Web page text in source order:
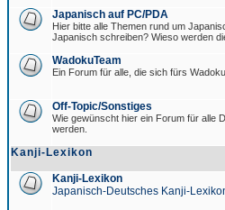
Japanisch auf PC/PDA
Hier bitte alle Themen rund um
Japanisch schreiben? Wieso werden
WadokuTeam
Ein Forum für alle, die sich fürs
Off-Topic/Sonstiges
Wie gewünscht hier ein Forum für alle
werden.
Kanji-Lexikon
Kanji-Lexikon
Japanisch-Deutsches Kanji-